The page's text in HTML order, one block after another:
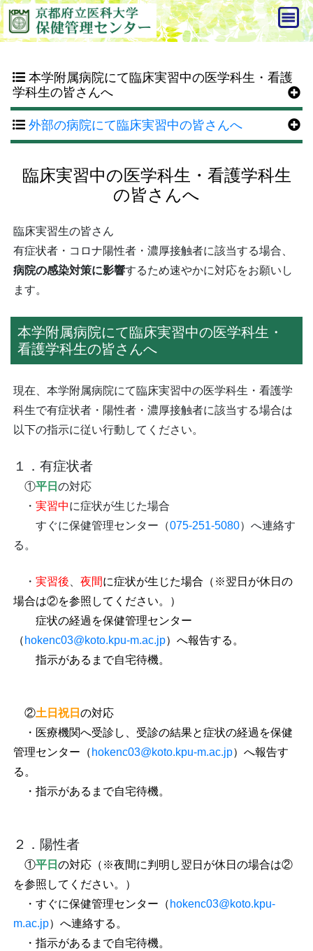
本学附属病院にて臨床実習中の医学科生・看護
学科生の皆さんへ
外部の病院にて臨床実習中の皆さんへ
臨床実習中の医学科生・看護学科生
の皆さんへ
臨床実習生の皆さん
有症状者・コロナ陽性者・濃厚接触者に該当する場合、
病院の感染対策に影響するため速やかに対応をお願いし
ます。
本学附属病院にて臨床実習中の医学科生・
看護学科生の皆さんへ
現在、本学附属病院にて臨床実習中の医学科生・看護学
科生で有症状者・陽性者・濃厚接触者に該当する場合は
以下の指示に従い行動してください。
１． 有症状者
①平日 の対応
・ 実習中に症状が生じた場合
すぐに保健管理センター（075-251-5080）へ連絡す
る。
・ 実習後 夜間に症状が生じた場合（※翌日が休日の
場合は②を参照してください。）
症状の経過を保健管理センター
（ hokenc03@koto.kpu-m.ac.jp）へ報告する。
指示があるまで自宅待機。
②土日祝日 の対応
・医療機関へ受診し
、受診の結果と症状の経過を保健
管理センター（ hokenc03@koto.kpu-m.ac.jp）へ報告す
る。
・指示があるまで自宅待機。
２． 陽性者
①平日 の対応（※夜間に判明し翌日が休日の場合は②
を参照してください。）
・すぐに保健管理センター（ hokenc03@koto.kpu-
m.ac.jp）へ連絡する。
・指示があるまで自宅待機。